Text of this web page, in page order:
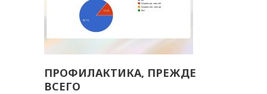
ПРОФИЛАКТИКА, ПРЕЖДЕ
ВСЕГО